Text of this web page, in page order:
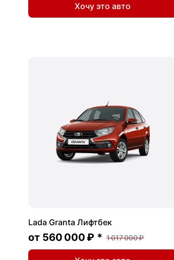
Хочу это авто
Lada Granta Лифтбек
от 560 000 ₽ * 1 017 000 ₽